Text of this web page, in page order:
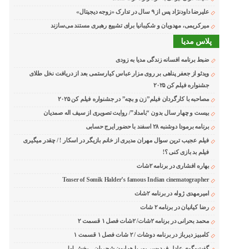
علیرضا داودنژاد پس از ۹ سال در تدارک «زوجه دیجیتال»
میرکریمی، مهدویان و شکیبانیا برای تشییع رهبری مستند می‌سازند
پلاس مدیا
ضبط برنامه افسانه زندگی مدیا به زودی
ویدئو از جعفر پناهی بر روی مزار عباس کیارستمی بعد از دریافت نخل طلای
جشنواره فیلم کن ۲۰۲۵
مصاحبه با کارگردان فیلم”زن و بچه” در جشنواره فیلم کن ۲۰۲۵
بیست و چهار سال بدون “بامداد”/ روایت تصویری از سیف اله صمدیان
برنامه برمودا دوشنبه ۲۸ اسفند با حضور ایرج حسابی
فیلم عجیب ترین سوال مهران مدیری از خانم بازیگر در اسکار ! / چقدر میگیری
فیلم بد بازی کنی ؟!
بهاره افشاری در برنامه ۲شات
Teaser of Somik Halder’s famous Indian cinematographer
امیرمهدی ژوله در برنامه ۲شات
رضا کیانیان در برنامه ۲ شات
محمد بحرانی در برنامه ۲شات/ ۲شات فصل ۱ قسمت ۲
کامبیز دیرباز در برنامه دوشات / ۲ شات فصل ۱ قسمت ۱